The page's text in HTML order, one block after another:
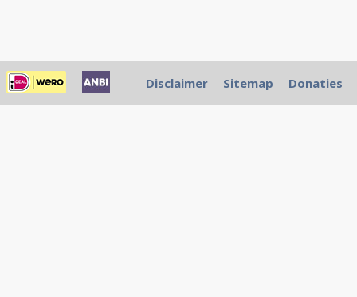
Disclaimer Sitemap Donaties